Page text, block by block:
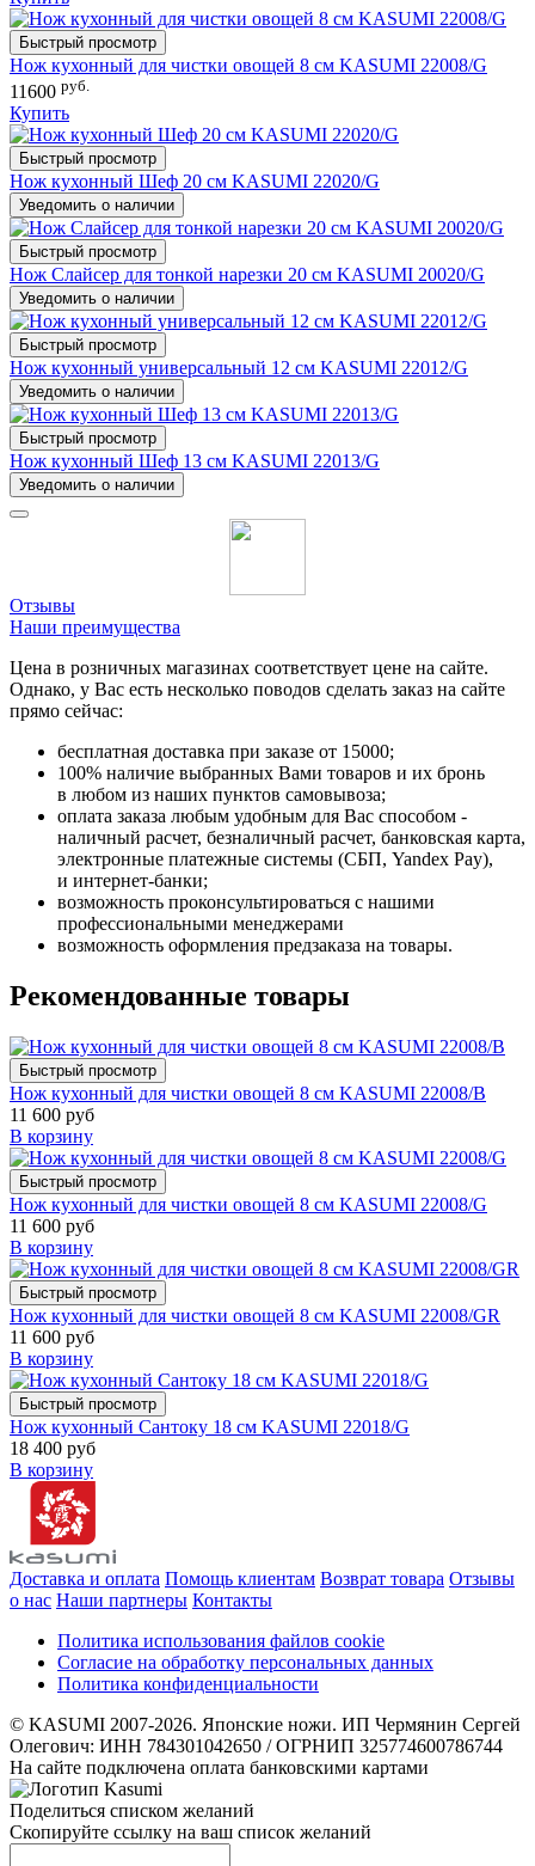
Быстрый просмотр
Нож кухонный для чистки овощей 8 см KASUMI 22008/G
11600 руб.
Купить
Быстрый просмотр
Нож кухонный Шеф 20 см KASUMI 22020/G
Уведомить о наличии
Быстрый просмотр
Нож Слайсер для тонкой нарезки 20 см KASUMI 20020/G
Уведомить о наличии
Быстрый просмотр
Нож кухонный универсальный 12 см KASUMI 22012/G
Уведомить о наличии
Быстрый просмотр
Нож кухонный Шеф 13 см KASUMI 22013/G
Уведомить о наличии
Отзывы
Наши преимущества
Цена в розничных магазинах соответствует цене на сайте.
Однако, у Вас есть несколько поводов сделать заказ на сайте
прямо сейчас:
бесплатная доставка при заказе от 15000;
100% наличие выбранных Вами товаров и их бронь
в любом из наших пунктов самовывоза;
оплата заказа любым удобным для Вас способом -
наличный расчет, безналичный расчет, банковская карта,
электронные платежные системы (СБП, Yandex Pay),
и интернет-банки;
возможность проконсультироваться с нашими
профессиональными менеджерами
возможность оформления предзаказа на товары.
Рекомендованные товары
Быстрый просмотр
Нож кухонный для чистки овощей 8 см KASUMI 22008/B
11 600 руб
В корзину
Быстрый просмотр
Нож кухонный для чистки овощей 8 см KASUMI 22008/G
11 600 руб
В корзину
Быстрый просмотр
Нож кухонный для чистки овощей 8 см KASUMI 22008/GR
11 600 руб
В корзину
Быстрый просмотр
Нож кухонный Сантоку 18 см KASUMI 22018/G
18 400 руб
В корзину
Доставка и оплата Помощь клиентам Возврат товара Отзывы
о нас Наши партнеры Контакты
Политика использования файлов cookie
Согласие на обработку персональных данных
Политика конфиденциальности
© KASUMI 2007-2026. Японские ножи. ИП Чермянин Сергей
Олегович: ИНН 784301042650 / ОГРНИП 325774600786744
На сайте подключена оплата банковскими картами
Поделиться списком желаний
Скопируйте ссылку на ваш список желаний